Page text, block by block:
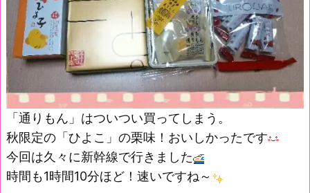
「通りもん」はついつい買ってしまう。
秋限定の「ひよこ」の栗味！おいしかったです
今回は久々に新幹線で行きました
時間も1時間10分ほど！速いですね～